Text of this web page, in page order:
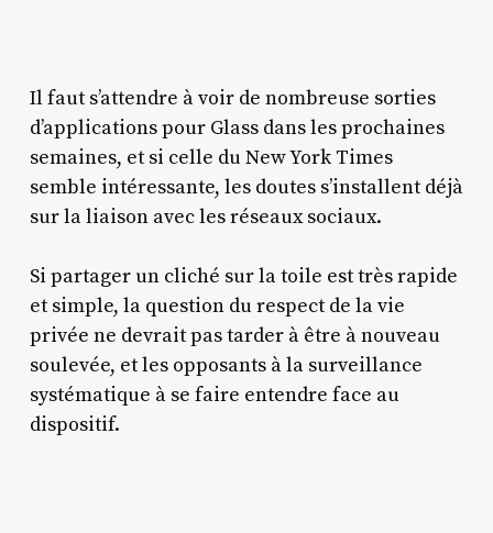
Il faut s’attendre à voir de nombreuse sorties
d’applications pour Glass dans les prochaines
semaines, et si celle du New York Times
semble intéressante, les doutes s’installent déjà
sur la liaison avec les réseaux sociaux.
Si partager un cliché sur la toile est très rapide
et simple, la question du respect de la vie
privée ne devrait pas tarder à être à nouveau
soulevée, et les opposants à la surveillance
systématique à se faire entendre face au
dispositif.